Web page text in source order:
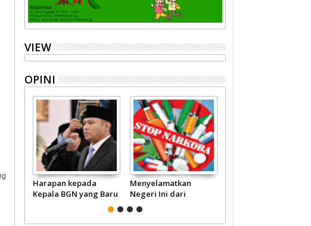
VIEW
OPINI
Harapan kepada
Kepala BGN yang Baru
Menyelamatkan
Negeri Ini dari
Narkoba